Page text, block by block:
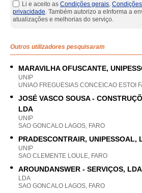
Li e aceito as Condições gerais,
privacidade. Também autorizo a eInforma a
atualizações e melhorias do serviço.
Outros utilizadores pesquisaram
MARAVILHA OFUSCANTE,
UNIP
UNIAO FREGUESIAS CONCEICAO ESTOI
JOSÉ VASCO SOUSA -
LDA
UNIP
SAO GONCALO LAGOS, FARO
PRADESCONTRAIR, UNIPESSOAL,
UNIP
SAO CLEMENTE LOULE, FARO
AROUNDANSWER - SERVIÇOS, LDA
LDA
SAO GONCALO LAGOS, FARO